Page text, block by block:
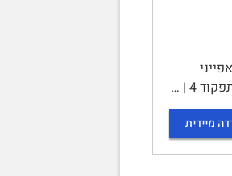
| תוכן עניינים | יחידה 1 3 | מאפייני הטקסט 3 | מאפייני
מיידית